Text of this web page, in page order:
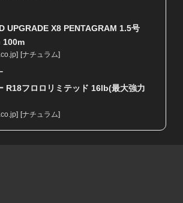
UPGRADE X8 PENTAGRAM 1.5号
100m
] [ナチュラム]
R18フロロリミテッド 16lb(最大強力
] [ナチュラム]